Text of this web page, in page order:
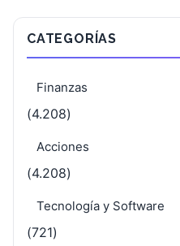
CATEGORÍAS
Finanzas
(4.208)
Acciones
(4.208)
Tecnología y Software
(721)